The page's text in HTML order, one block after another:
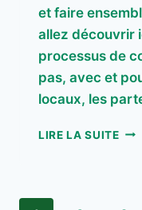
et faire
allez découvrir
processus de
pas, avec et
locaux, les
LIRE LA SUITE